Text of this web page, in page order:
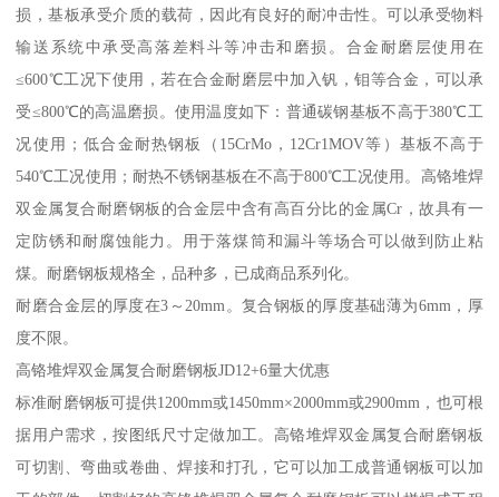
损，基板承受介质的载荷，因此有良好的耐冲击性。可以承受物料
输送系统中承受高落差料斗等冲击和磨损。合金耐磨层使用在
≤600℃工况下使用，若在合金耐磨层中加入钒，钼等合金，可以承
受≤800℃的高温磨损。使用温度如下：普通碳钢基板不高于380℃工
况使用；低合金耐热钢板（15CrMo，12Cr1MOV等）基板不高于
540℃工况使用；耐热不锈钢基板在不高于800℃工况使用。高铬堆焊
双金属复合耐磨钢板的合金层中含有高百分比的金属Cr，故具有一
定防锈和耐腐蚀能力。用于落煤筒和漏斗等场合可以做到防止粘
煤。耐磨钢板规格全，品种多，已成商品系列化。
耐磨合金层的厚度在3～20mm。复合钢板的厚度基础薄为6mm，厚
度不限。
高铬堆焊双金属复合耐磨钢板JD12+6量大优惠
标准耐磨钢板可提供1200mm或1450mm×2000mm或2900mm，也可根
据用户需求，按图纸尺寸定做加工。高铬堆焊双金属复合耐磨钢板
可切割、弯曲或卷曲、焊接和打孔，它可以加工成普通钢板可以加